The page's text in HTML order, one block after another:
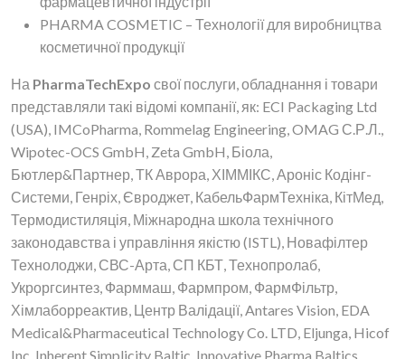
PHARMA COSMETIC – Технології для виробництва
косметичної продукції
На PharmaTechExpo свої послуги, обладнання і товари
представляли такі відомі компанії, як: ECI Packaging Ltd
(USA), IMCoPharma, Rommelag Engineering, OMAG С.Р.Л.,
Wipotec-OCS GmbH, Zeta GmbH, Біола,
Бютлер&Партнер, ТК Аврора, ХІММІКС, Ароніс Кодінг-
Системи, Генріх, Євроджет, КабельФармТехніка, КітМед,
Термодистиляція, Міжнародна школа технічного
законодавства і управління якістю (ISTL), Новафілтер
Технолоджи, СВС-Арта, СП КБТ, Технопролаб,
Укроргсинтез, Фарммаш, Фармпром, ФармФільтр,
Хімлаборреактив, Центр Валідації, Antares Vision, EDA
Medical&Pharmaceutical Technology Co. LTD, Eljunga, Hicof
Inc, Inherent Simplicity Baltic, Innovative Pharma Baltics,